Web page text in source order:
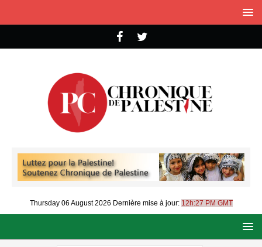
Thursday 06 August 2026 Dernière mise à jour: 12h:27 PM GMT